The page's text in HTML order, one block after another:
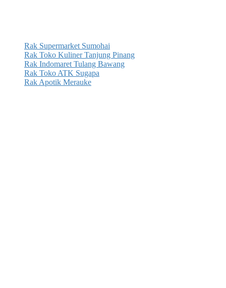
Rak Supermarket Sumohai
Rak Toko Kuliner Tanjung Pinang
Rak Indomaret Tulang Bawang
Rak Toko ATK Sugapa
Rak Apotik Merauke